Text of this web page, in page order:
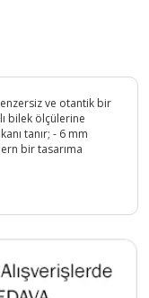
ve otantik bir
bilek ölçülerine
tanır; - 6 mm
bir tasarıma